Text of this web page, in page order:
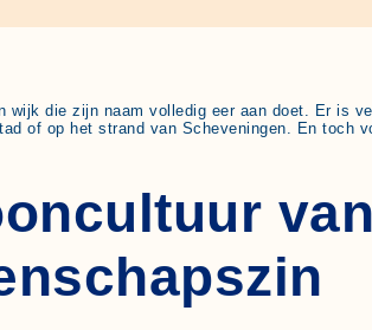
wijk die zijn naam volledig eer aan doet. Er is
of op het strand van Scheveningen. En toch